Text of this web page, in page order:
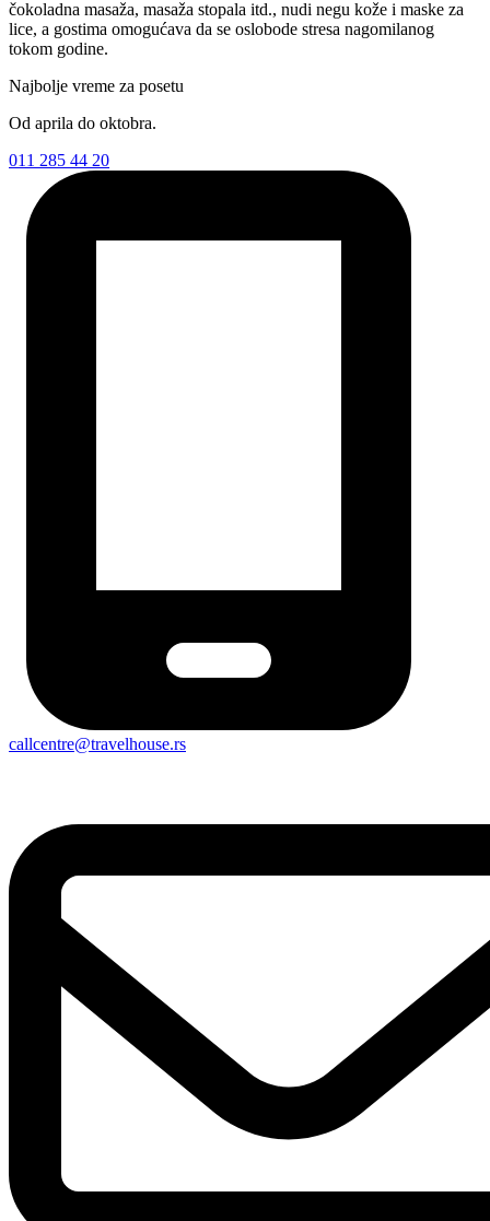
čokoladna masaža, masaža stopala itd., nudi negu kože i maske za
lice, a gostima omogućava da se oslobode stresa nagomilanog
tokom godine.
Najbolje vreme za posetu
Od aprila do oktobra.
011 285 44 20
callcentre@travelhouse.rs